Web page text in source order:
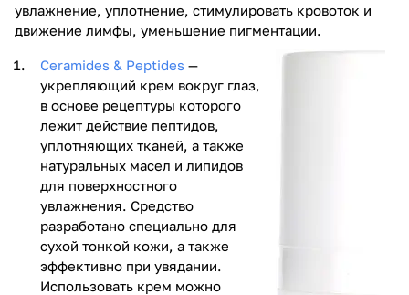
увлажнение, уплотнение, стимулировать кровоток и
движение лимфы, уменьшение пигментации.
Ceramides & Peptides —
укрепляющий крем вокруг глаз,
в основе рецептуры которого
лежит действие пептидов,
уплотняющих тканей, а также
натуральных масел и липидов
для поверхностного
увлажнения. Средство
разработано специально для
сухой тонкой кожи, а также
эффективно при увядании.
Использовать крем можно